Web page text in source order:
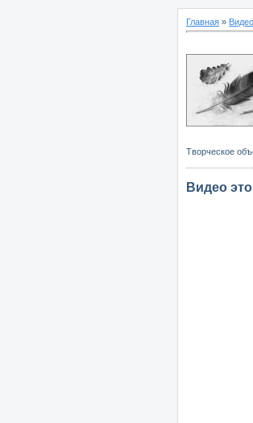
Главная » Видео
Творческое
Видео